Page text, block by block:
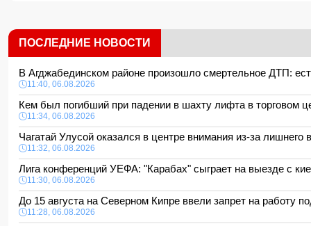
ПОСЛЕДНИЕ НОВОСТИ
В Агджабединском районе произошло смертельное ДТП:
11:40, 06.08.2026
Кем был погибший при падении в шахту лифта в торговом
11:34, 06.08.2026
Чагатай Улусой оказался в центре внимания из-за лишнего
11:32, 06.08.2026
Лига конференций УЕФА: "Карабах" сыграет на выезде с
11:30, 06.08.2026
До 15 августа на Северном Кипре ввели запрет на работу
11:28, 06.08.2026